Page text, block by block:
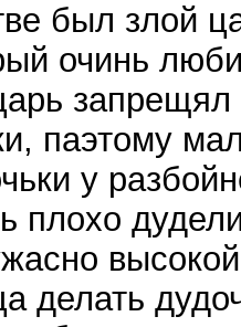
был злой
очинь
паэтому
у
плохо
делать